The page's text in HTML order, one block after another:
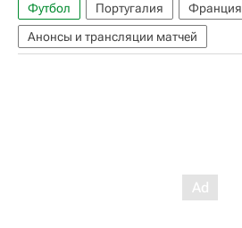
Футбол Португалия Франция
Анонсы и трансляции матчей